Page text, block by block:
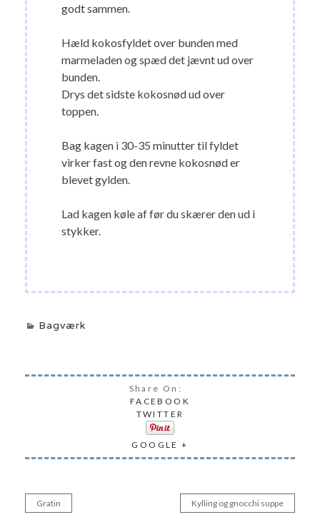
godt sammen.
Hæld kokosfyldet over bunden med
marmeladen og spæd det jævnt ud over
bunden.
Drys det sidste kokosnød ud over
toppen.
Bag kagen i 30-35 minutter til fyldet
virker fast og den revne kokosnød er
blevet gylden.
Lad kagen køle af før du skærer den ud i
stykker.
Bagværk
Share On:
FACEBOOK
TWITTER
GOOGLE +
Indlægsnavigation
Gratin Kylling og gnocchi suppe